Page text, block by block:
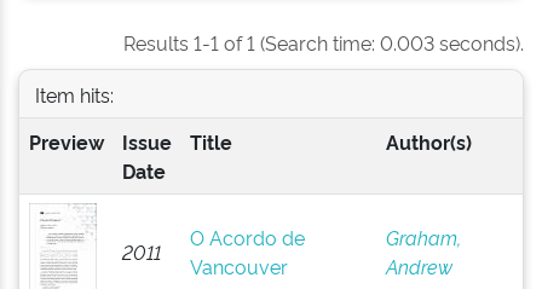
Results 1-1 of 1 (Search time: 0.003 seconds).
Item hits:
Preview
Issue
Date
Title Author(s)
2011
O Acordo de
Vancouver
Graham,
Andrew